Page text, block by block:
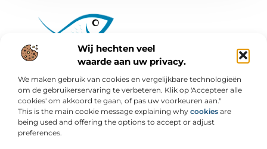
Wij hechten veel
waarde aan uw privacy.
We maken gebruik van cookies en vergelijkbare technologieën
om de gebruikerservaring te verbeteren. Klik op 'Accepteer alle
cookies' om akkoord te gaan, of pas uw voorkeuren aan."
This is the main cookie message explaining why cookies are
being used and offering the options to accept or adjust
preferences.
Van alledaags tot bijzonder – lees het op
fishspaalbergen.nl.
Ontdek inspirerende blogs en artikelen over
alles wat het dagelijks leven te bieden heeft.
Bericht categorie